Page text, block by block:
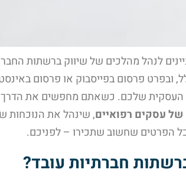
לנהל מהלכים של שיווק ברשתות
ובפרט פרסום בפייסבוק או פרסום
העסקית שלכם. כשאתם מחפשים את הדרך
עסקים רפואיים, שינהל את הנוכחות
כל הפרטים שחשוב שתכירו – לפניכם.
חברתיות עובד?